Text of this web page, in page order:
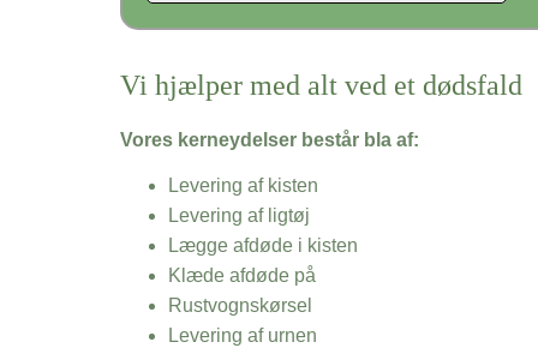
Vi hjælper med alt ved et dødsfald
Vores kerneydelser består bla af:
Levering af kisten
Levering af ligtøj
Lægge afdøde i kisten
Klæde afdøde på
Rustvognskørsel
Levering af urnen